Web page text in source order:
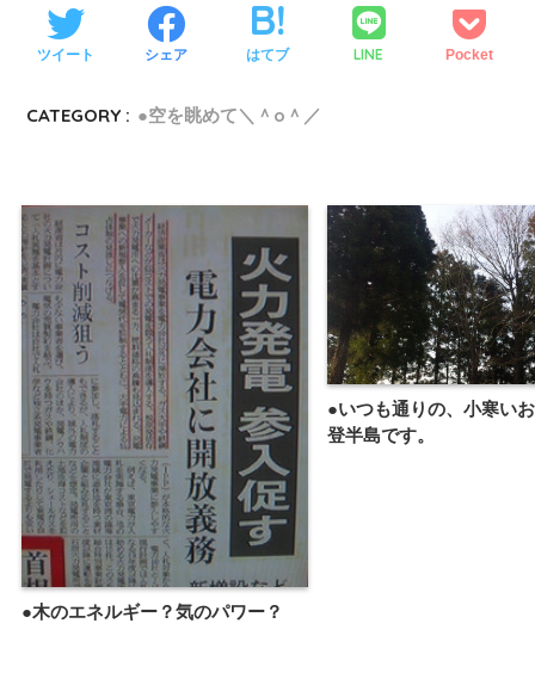
ツイート シェア はてブ LINE Pocket
CATEGORY : ●空を眺めて＼＾o＾／
●木のエネルギー？気のパワー？
●いつも通りの、小寒い
登半島です。